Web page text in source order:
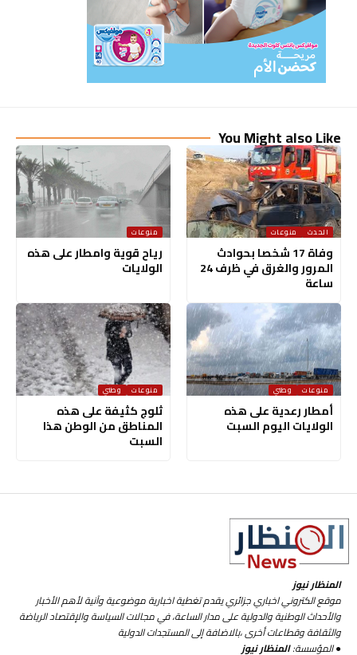
You Might also Like
الحدث منوعات
وفاة 17 شخصا بحوادث
المرور والغرق في ظرف 24
ساعة
منوعات
رياح قوية وامطار على هذه
الولايات
منوعات وطني
أمطار رعدية على هذه
الولايات اليوم السبت
منوعات وطني
ثلوج كثيفة على هذه
المناطق من الوطن هذا
السبت
المنظار نيوز
موقع الكتروني اخباري جزائري يقدم تغطية اخبارية موضوعية وآنية لأهم الأخبار
والأحداث الوطنية والدولية على مدار الساعة، في مجالات السياسة والإقتصاد الرياضة
والثقافة وقطاعات أخرى ،بالاضافة إلى المستجدات الدولية
● المؤسسة:المنظار نيوز